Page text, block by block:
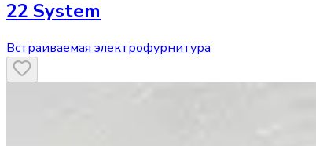
22 System
Встраиваемая электрофурнитура